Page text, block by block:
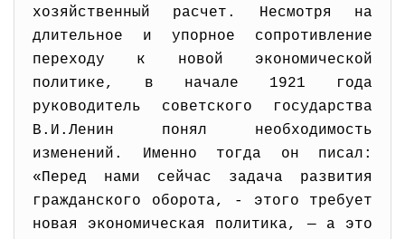
хозяйственный расчет. Несмотря на
длительное и упорное сопротивление
переходу к новой экономической
политике, в начале 1921 года
руководитель советского государства
В.И.Ленин понял необходимость
изменений. Именно тогда он писал:
«Перед нами сейчас задача развития
гражданского оборота, - этого требует
новая экономическая политика, — а это